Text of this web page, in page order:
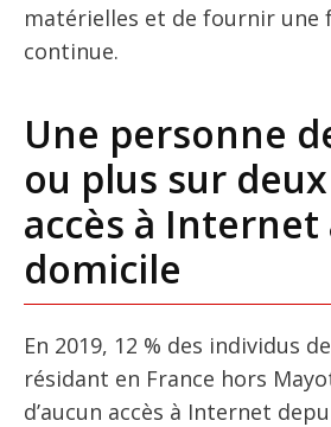
matérielles et de fournir une
continue.
Une personne
ou plus sur deux
accès à Internet
domicile
En 2019, 12 % des individus
résidant en France hors
d’aucun accès à Internet